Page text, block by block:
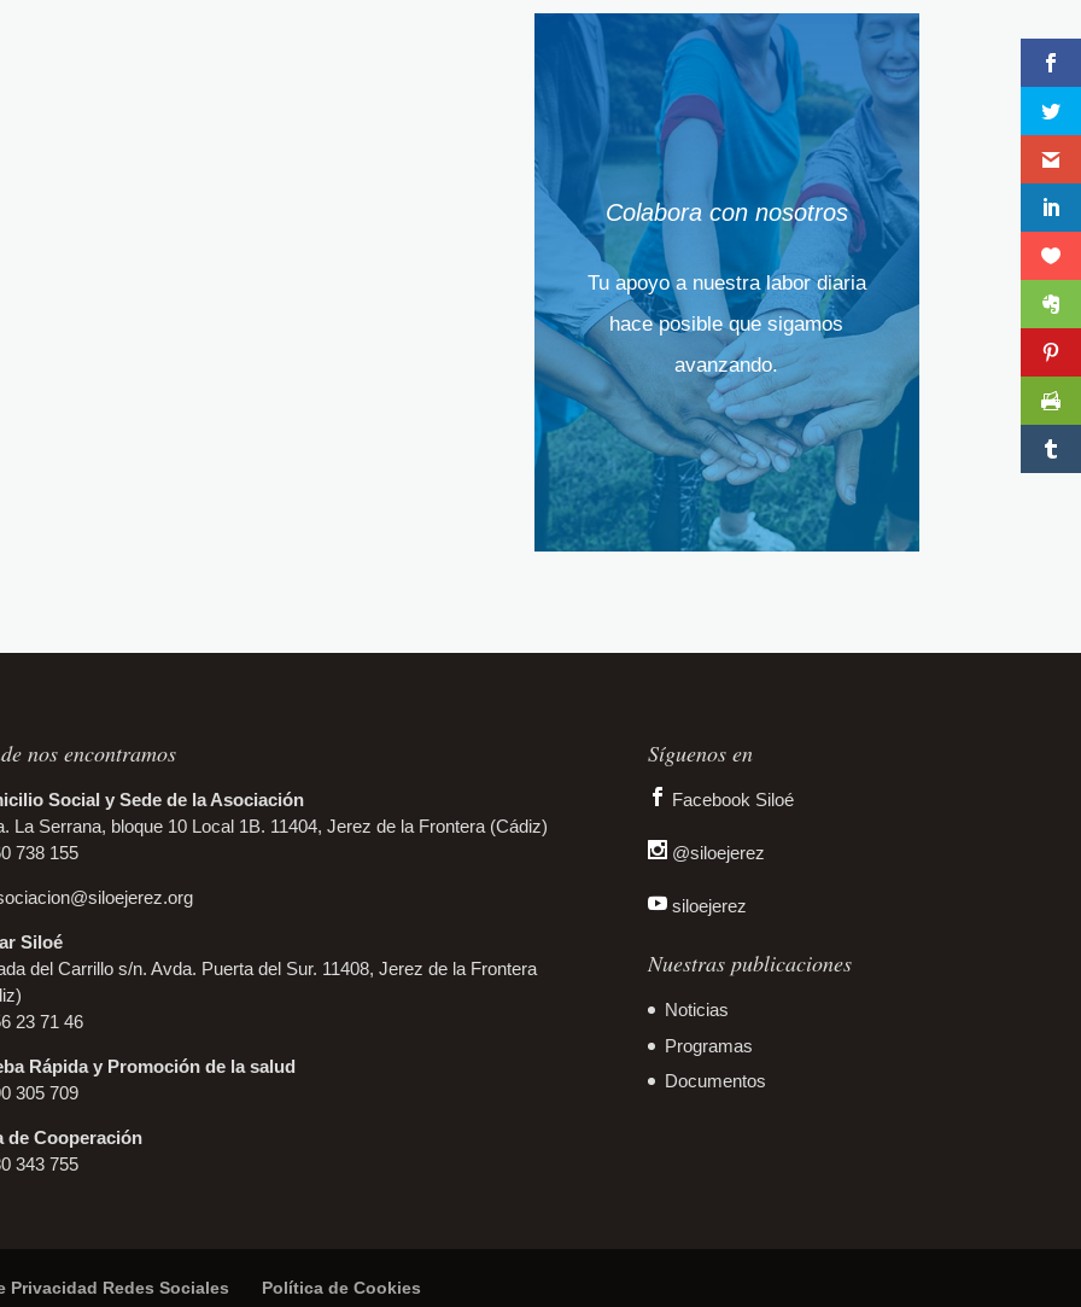
Colabora con nosotros
Tu apoyo a nuestra labor diaria
hace posible que sigamos
avanzando.
nos encontramos
Social y Sede de la Asociación
La Serrana, bloque 10 Local 1B. 11404, Jerez de la Frontera (Cádiz)
738 155
Siloé
del Carrillo s/n. Avda. Puerta del Sur. 11408, Jerez de la Frontera
23 71 46
Rápida y Promoción de la salud
305 709
de Cooperación
343 755
Síguenos en
Facebook Siloé
@siloejerez
siloejerez
Nuestras publicaciones
Noticias
Programas
Documentos
Privacidad Redes Sociales Política de Cookies